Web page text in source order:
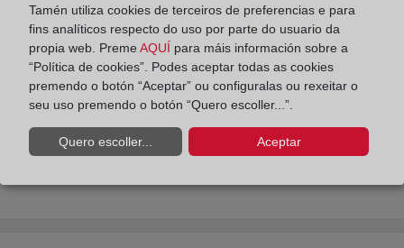
Compartir:
El préstamo titulizado familiar suma 766.000
Tamén utiliza cookies de terceiros de preferencias e para
fins analíticos respecto do uso por parte do usuario da
propia web. Preme AQUÍ para máis información sobre a
“Política de cookies”. Podes aceptar todas as cookies
premendo o botón “Aceptar” ou configuralas ou rexeitar o
seu uso premendo o botón “Quero escoller...”.
Quero escoller... Aceptar